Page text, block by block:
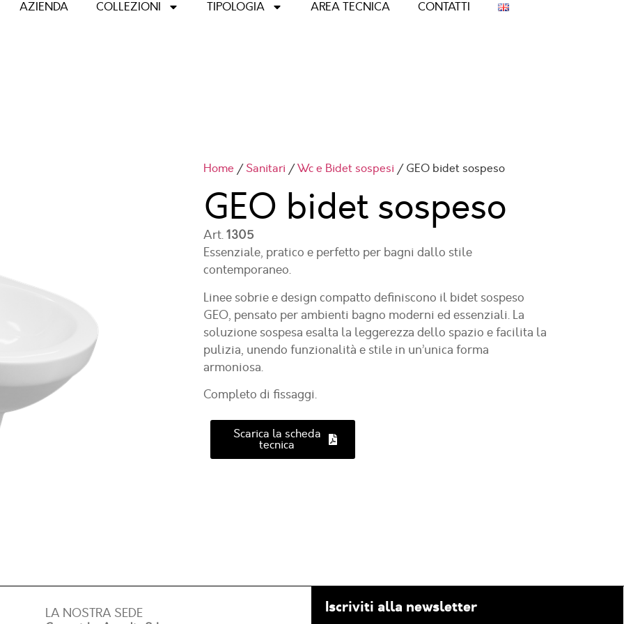
AZIENDA COLLEZIONI TIPOLOGIA AREA TECNICA CONTATTI
Home /Sanitari /Wc e Bidet sospesi / GEO bidet sospeso
GEO bidet sospeso
Art.1305
Essenziale, pratico e perfetto per bagni dallo stile
contemporaneo.
Linee sobrie e design compatto definiscono il bidet sospeso
GEO, pensato per ambienti bagno moderni ed essenziali. La
soluzione sospesa esalta la leggerezza dello spazio e facilita la
pulizia, unendo funzionalità e stile in un’unica forma
armoniosa.
Completo di fissaggi.
Scarica la scheda
tecnica
LA NOSTRA SEDE Iscriviti alla newsletter